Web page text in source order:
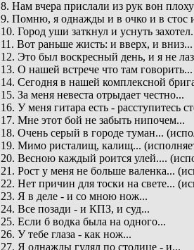
8. Нам вчера прислали из рук вон
9. Помню, я однажды и в очко и в стос
10. Город уши заткнул и уснуть
11. Вот раньше жисть: и вверх, и вниз...
12. Это был воскресный день, и я не
13. О нашей встрече что там говорить...
14. Сегодня в нашей комплексной
15. За меня невеста отрыдает честно...
16. У меня гитара есть - расступитесь
17. Мне этот бой не забыть нипочем...
18. Очень серый в городе туман...
19. Мимо ристалищ, калищ...
20. Весною каждый роится улей....
21. Рост у меня не больше валенка...
22. Нет причин для тоски на свете...
23. Я в деле - и со мною нож...
24. Все позади - и КПЗ, и суд...
25. Если б водка была на одного...
26. У тебе глаза - как нож...
27. Я однажды гулял по столице - и...